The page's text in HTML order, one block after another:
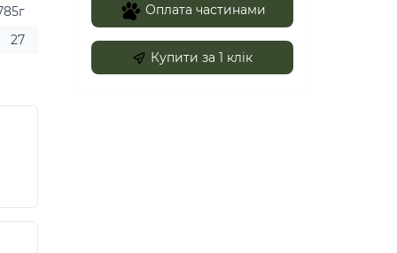
27
Оплата частинами
Купити за 1 клiк